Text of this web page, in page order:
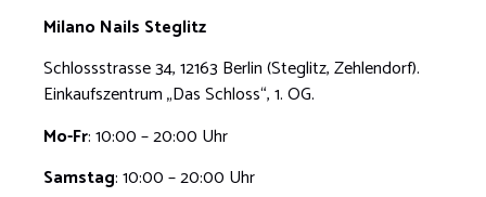
Milano Nails Steglitz
Schlossstrasse 34, 12163 Berlin (Steglitz, Zehlendorf).
Einkaufszentrum „Das Schloss“, 1. OG.
Mo-Fr: 10:00 – 20:00 Uhr
Samstag: 10:00 – 20:00 Uhr